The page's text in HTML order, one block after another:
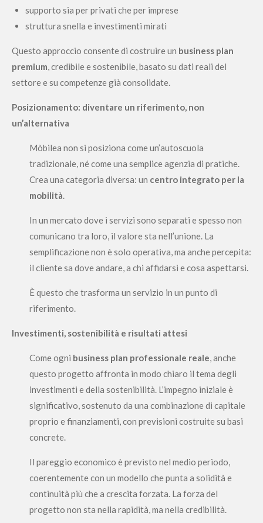
supporto sia per privati che per imprese
struttura snella e investimenti mirati
Questo approccio consente di costruire un business plan
premium, credibile e sostenibile, basato su dati reali del
settore e su competenze già consolidate.
Posizionamento: diventare un riferimento, non
un’alternativa
Mòbilea non si posiziona come un’autoscuola
tradizionale, né come una semplice agenzia di pratiche.
Crea una categoria diversa: un centro integrato per la
mobilità.
In un mercato dove i servizi sono separati e spesso non
comunicano tra loro, il valore sta nell’unione. La
semplificazione non è solo operativa, ma anche percepita:
il cliente sa dove andare, a chi affidarsi e cosa aspettarsi.
È questo che trasforma un servizio in un punto di
riferimento.
Investimenti, sostenibilità e risultati attesi
Come ogni business plan professionale reale, anche
questo progetto affronta in modo chiaro il tema degli
investimenti e della sostenibilità. L’impegno iniziale è
significativo, sostenuto da una combinazione di capitale
proprio e finanziamenti, con previsioni costruite su basi
concrete.
Il pareggio economico è previsto nel medio periodo,
coerentemente con un modello che punta a solidità e
continuità più che a crescita forzata. La forza del
progetto non sta nella rapidità, ma nella credibilità.